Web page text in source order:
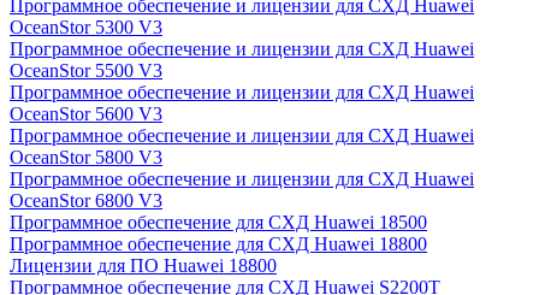
Программное обеспечение и лицензии для СХД Huawei
OceanStor 5300 V3
Программное обеспечение и лицензии для СХД Huawei
OceanStor 5500 V3
Программное обеспечение и лицензии для СХД Huawei
OceanStor 5600 V3
Программное обеспечение и лицензии для СХД Huawei
OceanStor 5800 V3
Программное обеспечение и лицензии для СХД Huawei
OceanStor 6800 V3
Программное обеспечение для СХД Huawei 18500
Программное обеспечение для СХД Huawei 18800
Лицензии для ПО Huawei 18800
Программное обеспечение для СХД Huawei S2200T